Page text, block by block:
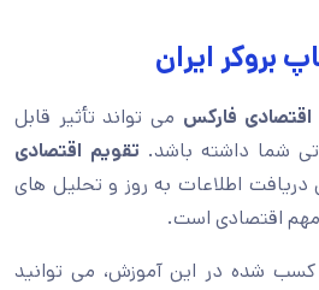
بروکر ایران
فارکس می تواند تأثیر قابل
شما داشته باشد. تقویم اقتصادی
دریافت اطلاعات به روز و تحلیل های
اقتصادی است.
کسب شده در این آموزش، می توانید